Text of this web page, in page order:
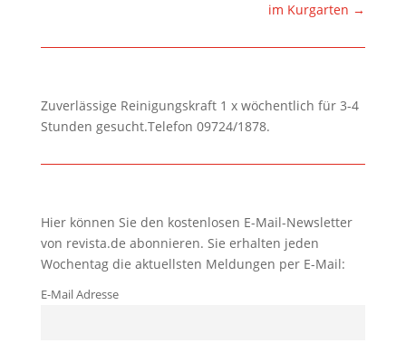
im Kurgarten →
Zuverlässige Reinigungskraft 1 x wöchentlich für 3-4
Stunden gesucht.Telefon 09724/1878.
Hier können Sie den kostenlosen E-Mail-Newsletter
von revista.de abonnieren. Sie erhalten jeden
Wochentag die aktuellsten Meldungen per E-Mail:
E-Mail Adresse